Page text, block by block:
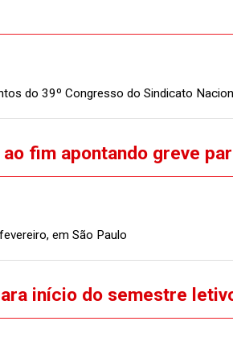
do 39º Congresso do Sindicato
fim apontando greve
em São Paulo
início do semestre